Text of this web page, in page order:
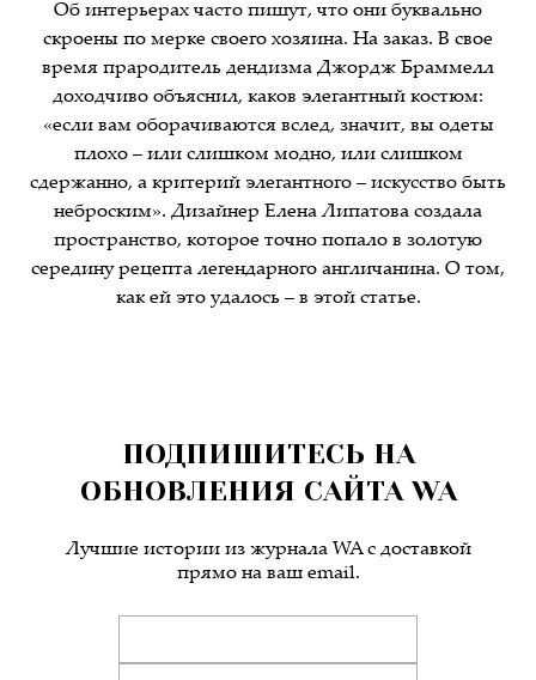
Об интерьерах часто пишут, что они буквально
скроены по мерке своего хозяина. На заказ. В свое
время прародитель дендизма Джордж Браммелл
доходчиво объяснил, каков элегантный костюм:
«если вам оборачиваются вслед, значит, вы одеты
плохо – или слишком модно, или слишком
сдержанно, а критерий элегантного – искусство быть
неброским». Дизайнер Елена Липатова создала
пространство, которое точно попало в золотую
середину рецепта легендарного англичанина. О том,
как ей это удалось – в этой статье.
ПОДПИШИТЕСЬ НА
ОБНОВЛЕНИЯ САЙТА WA
Лучшие истории из журнала WA c доставкой
прямо на ваш email.